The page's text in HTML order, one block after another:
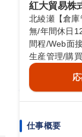
紅大貿易株
北綾瀬【倉
無/年間休日
間程/Web面
生産管理/購
仕事概要